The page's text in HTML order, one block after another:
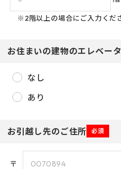
※2階以上の場合にご入力くだ
お住まいの建物のエレベー
なし
あり
お引越し先のご住所 必須
〒
2 3 4 5